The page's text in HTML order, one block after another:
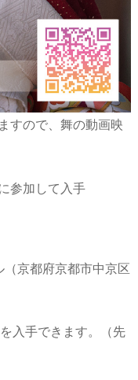
すので、舞の動画映
参加して入手
京都府京都市中京区
入手できます。（先